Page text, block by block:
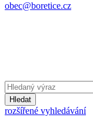
obec@boretice.cz
Hledat
rozšířené vyhledávání